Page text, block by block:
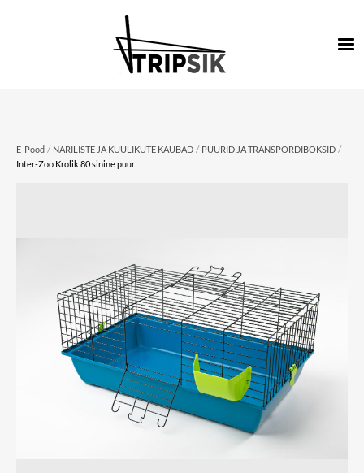
E-Pood / NÄRILISTE JA KÜÜLIKUTE KAUBAD / PUURID JA TRANSPORDIBOKSID /
Inter-Zoo Krolik 80 sinine puur